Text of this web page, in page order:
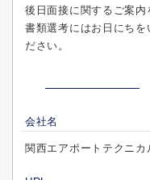
後日面接に関するご案内
書類選考にはお日にちを
ださい。
会社名
関西エアポートテクニ